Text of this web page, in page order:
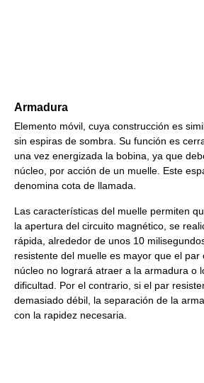
Armadura
Elemento móvil, cuya construcción es
sin espiras de sombra. Su función es
una vez energizada la bobina, ya que
núcleo, por acción de un muelle. Este
denomina cota de llamada.
Las características del muelle permiten
la apertura del circuito magnético, se
rápida, alrededor de unos 10
resistente del muelle es mayor que el par
núcleo no logrará atraer a la armadura o
dificultad. Por el contrario, si el par
demasiado débil, la separación de la
con la rapidez necesaria.